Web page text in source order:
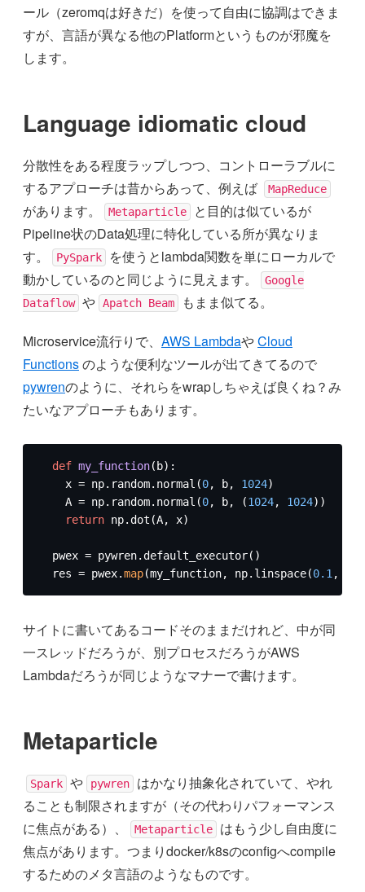
ール（zeromqは好きだ）を使って自由に協調はできま
すが、言語が異なる他のPlatformというものが邪魔を
します。
Language idiomatic cloud
分散性をある程度ラップしつつ、コントローラブルに
するアプローチは昔からあって、例えば
MapReduce
があります。 Metaparticle
と目的は似ているが
Pipeline状のData処理に特化している所が異なりま
す。
PySpark
を使うとlambda関数を単にローカルで
動かしているのと同じように見えます。
Google
Dataflow や Apatch Beam もまま似てる。
Microservice流行りで、 AWS LambdaやCloud
Functionsのような便利なツールが出てきてるので
pywrenのように、それらをwrapしちゃえば良くね？み
たいなアプローチもあります。
def my_function( b):
    x = np.random.normal(
0, b, 1024)
    A = np.random.normal(
0, b, (1024, 1024))
return np.dot(A, x)
  pwex = pywren.default_executor()
  res = pwex.
map(my_function, np.linspace(0.1 ,
サイトに書いてあるコードそのままだけれど、中が同
一スレッドだろうが、別プロセスだろうがAWS
Lambdaだろうが同じようなマナーで書けます。
Metaparticle
Spark や pywren
はかなり抽象化されていて、やれ
ることも制限されますが（その代わりパフォーマンス
に焦点がある）、
Metaparticle
はもう少し自由度に
焦点があります。つまりdocker/k8sのconfigへcompile
するためのメタ言語のようなものです。